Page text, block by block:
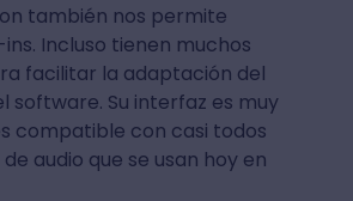
también nos permite
Incluso tienen muchos
facilitar la adaptación del
software. Su interfaz es muy
compatible con casi todos
audio que se usan hoy en